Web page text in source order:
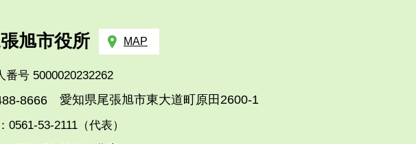
旭市役所 MAP
番号 5000020232262
8666 愛知県尾張旭市東大道町原田2600-1
0561-53-2111（代表）